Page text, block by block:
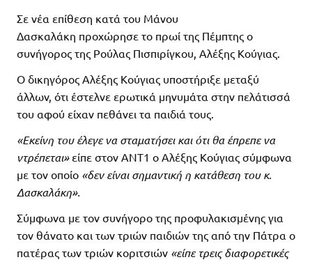
Σε νέα επίθεση κατά του Μάνου
Δασκαλάκη προχώρησε το πρωί της Πέμπτης ο
συνήγορος της Ρούλας Πισπιρίγκου, Αλέξης Κούγιας.
Ο δικηγόρος Αλέξης Κούγιας υποστήριξε μεταξύ
άλλων, ότι έστελνε ερωτικά μηνυμάτα στην πελάτισσά
του αφού είχαν πεθάνει τα παιδιά τους.
«Εκείνη του έλεγε να σταματήσει και ότι θα έπρεπε να
ντρέπεται»είπε στον ΑΝΤ1 ο Αλέξης Κούγιας σύμφωνα
με τον οποίο «δεν είναι σημαντική η κατάθεση του κ.
Δασκαλάκη».
Σύμφωνα με τον συνήγορο της προφυλακισμένης για
τον θάνατο και των τριών παιδιών της από την Πάτρα ο
πατέρας των τριών κοριτσιών «είπε τρεις διαφορετικές